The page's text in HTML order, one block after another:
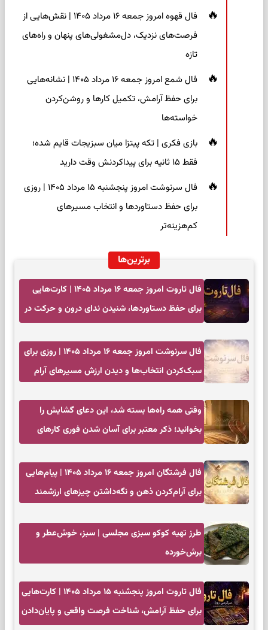
فال قهوه امروز جمعه ۱۶ مرداد ۱۴۰۵ | نقش‌هایی از
فرصت‌های نزدیک، دل‌مشغولی‌های پنهان و راه‌های
تازه
فال شمع امروز جمعه ۱۶ مرداد ۱۴۰۵ | نشانه‌هایی
برای حفظ آرامش، تکمیل کارها و روشن‌کردن
خواسته‌ها
بازی فکری | تکه پیتزا میان سبزیجات قایم شده؛
فقط ۱۵ ثانیه برای پیداکردنش وقت دارید
فال سرنوشت امروز پنجشنبه ۱۵ مرداد ۱۴۰۵ | روزی
برای حفظ دستاوردها و انتخاب مسیرهای
کم‌هزینه‌تر
برترین‌ها
فال تاروت امروز جمعه ۱۶ مرداد ۱۴۰۵ | کارت‌هایی
برای حفظ دستاوردها، شنیدن ندای درون و حرکت در
فال سرنوشت امروز جمعه ۱۶ مرداد ۱۴۰۵ | روزی برای
سبک‌کردن انتخاب‌ها و دیدن ارزش مسیرهای آرام
وقتی همه راه‌ها بسته شد، این دعای گشایش را
بخوانید؛ ذکر معتبر برای آسان شدن فوری کارهای
فال فرشتگان امروز جمعه ۱۶ مرداد ۱۴۰۵ | پیام‌هایی
برای آرام‌کردن ذهن و نگه‌داشتن چیزهای ارزشمند
طرز تهیه کوکو سبزی مجلسی | سبز، خوش‌عطر و
برش‌خورده
فال تاروت امروز پنجشنبه ۱۵ مرداد ۱۴۰۵ | کارت‌هایی
برای حفظ آرامش، شناخت فرصت واقعی و پایان‌دادن